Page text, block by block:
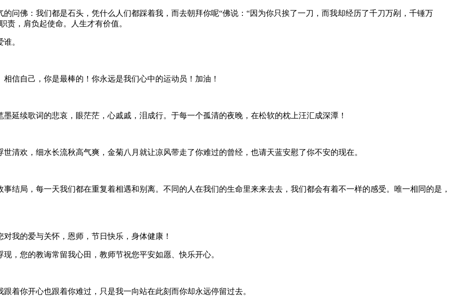
问佛：我们都是石头，凭什么人们都踩着我，而去朝拜你呢“佛说：“因为你只挨了一刀，而我却经历了千刀万剐，千锤万
责，肩负起使命。人生才有价值。
。
信自己，你是最棒的！你永远是我们心中的运动员！加油！
延续歌词的悲哀，眼茫茫，心戚戚，泪成行。于每一个孤清的夜晚，在松软的枕上汪汇成深潭！
清欢，细水长流秋高气爽，金菊八月就让凉风带走了你难过的曾经，也请天蓝安慰了你不安的现在。
结局，每一天我们都在重复着相遇和别离。不同的人在我们的生命里来来去去，我们都会有着不一样的感受。唯一相同的是，
我的爱与关怀，恩师，节日快乐，身体健康！
，您的教诲常留我心田，教师节祝您平安如愿、快乐开心。
着你开心也跟着你难过，只是我一向站在此刻而你却永远停留过去。